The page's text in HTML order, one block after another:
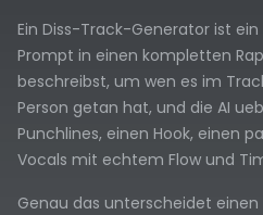
Ein Diss-Track-Generator ist
Prompt in einen kompletten
beschreibst, um wen es im
Person getan hat, und die AI
Punchlines, einen Hook, einen
Vocals mit echtem Flow und
Genau das unterscheidet